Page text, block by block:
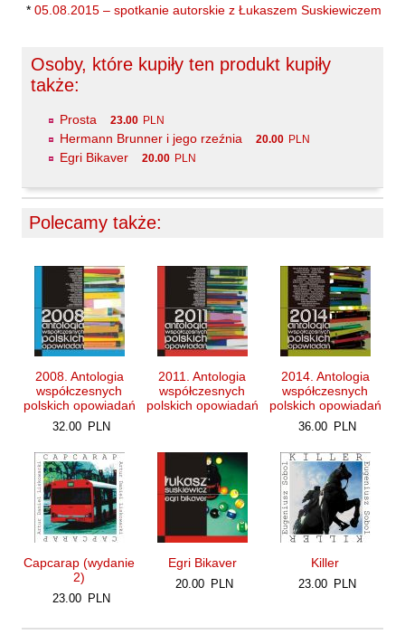
Mrozek Mirosław
Niewrzęda Krzysztof
Nowakowska Ewa Elżbieta
Nowakowski Cezary
Nowakowski Jakub
Olak Elżbieta
Olsińska Halszka
Pacukiewicz Marek
Pawłowski Jakub Michał
Piaskowska-Majzel Mirosława
Pląder Halina
Południak Małgorzata
Przywara Paweł
Rajmus Gustaw
Raszka Helena
Roca Juan Manuel
Ryst Dorota
Samsel Karol
* 05.08.2015 – spotkanie autorskie z Łukaszem Suskiewiczem
Osoby, które kupiły ten produkt kupiły
także:
Prosta 23.00 PLN
Hermann Brunner i jego rzeźnia 20.00 PLN
Egri Bikaver 20.00 PLN
Polecamy także:
2008. Antologia
współczesnych
polskich opowiadań
32.00 PLN
2011. Antologia
współczesnych
polskich opowiadań
2014. Antologia
współczesnych
polskich opowiadań
36.00 PLN
Capcarap (wydanie
2)
23.00 PLN
Egri Bikaver
20.00 PLN
Killer
23.00 PLN